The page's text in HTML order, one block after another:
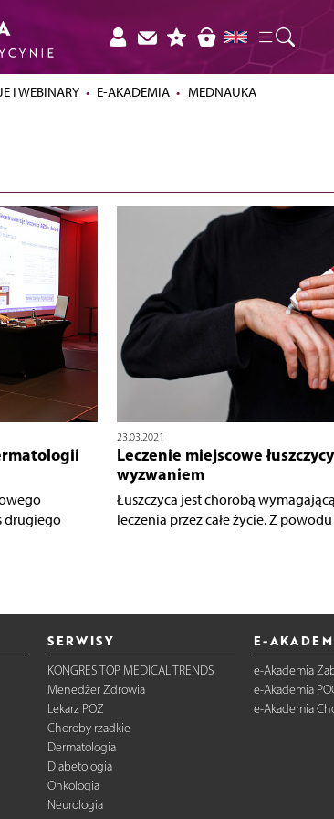
I WEBINARY E-AKADEMIA MEDNAUKA
drugiego
23.03.2021
Leczenie miejscowe
wyzwaniem
Łuszczyca jest chorobą
leczenia przez całe życie. Z
SERWISY
KONGRES TOP MEDICAL TRENDS
Menedżer Zdrowia
Lekarz POZ
Choroby rzadkie
Dermatologia
Diabetologia
Onkologia
Neurologia
E-
e-Akademia
e-Akademia
e-Akademia